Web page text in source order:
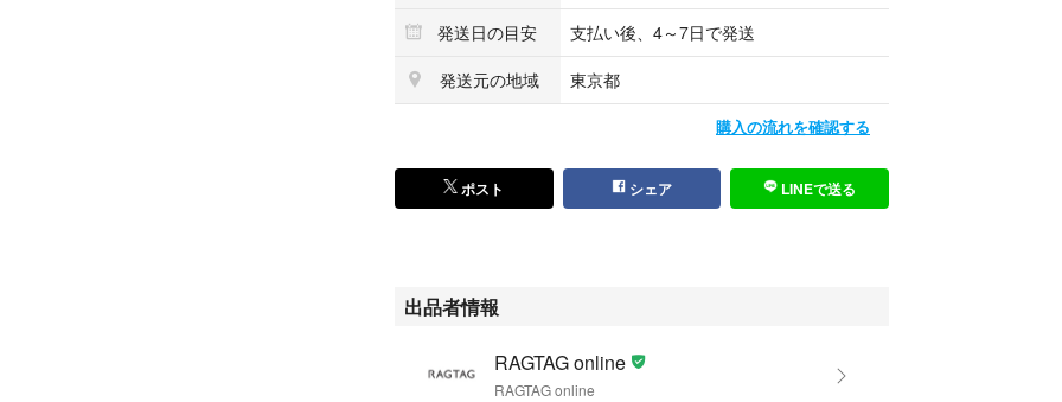
【コンディションについて】
RAGTAG Onlineでは商品がユーズドである性質を考慮して、
内容をよくご確認ください。
・A…汚れやダメージがない、またはあっても目立たないきれいなも
おりません。
また、汚れや破れ等の記載もしておりませんので予めご了承くださ
発送日の目安
支払い後、4～7日で発送
発送元の地域
東京都
購入の流れを確認する
ポスト シェア LINEで送る
出品者情報
RAGTAG online
RAGTAG online